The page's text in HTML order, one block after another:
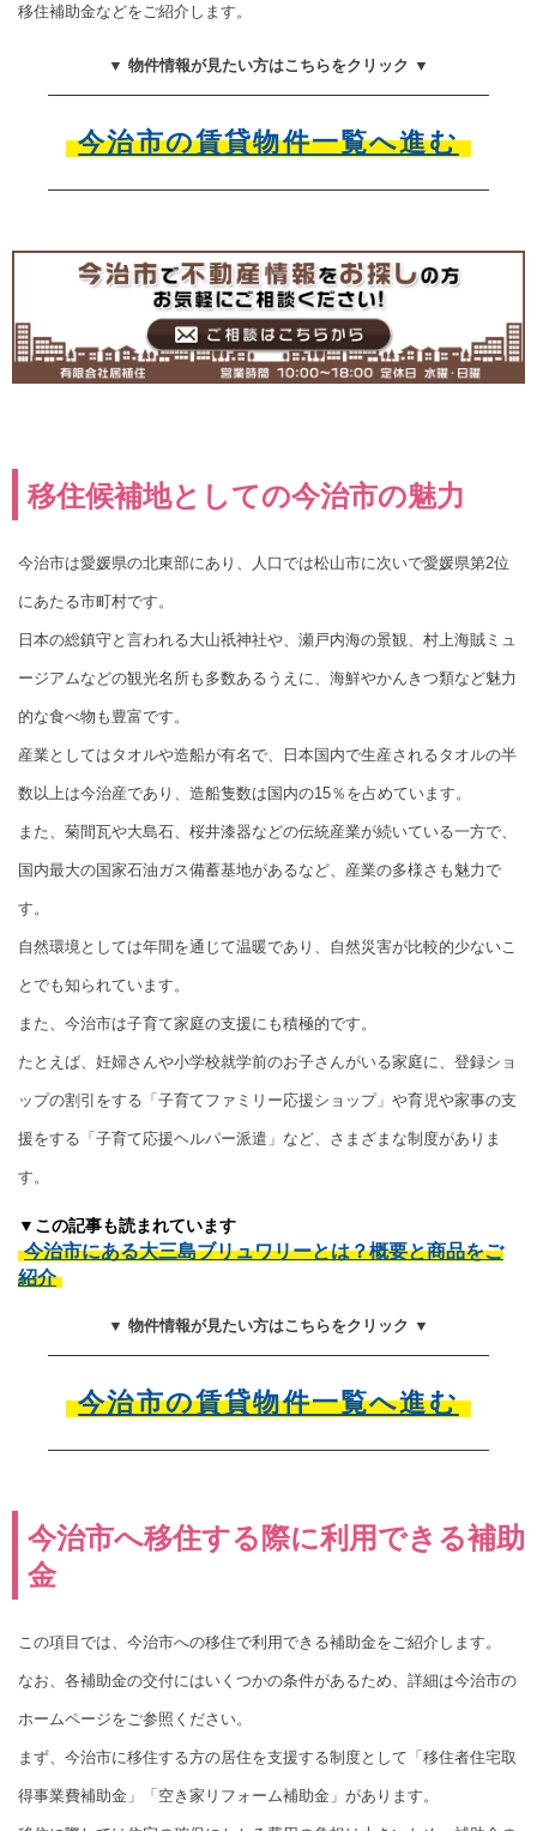
移住補助金などをご紹介します。
▼ 物件情報が見たい方はこちらをクリック ▼
今治市の賃貸物件一覧へ進む
移住候補地としての今治市の魅力
今治市は愛媛県の北東部にあり、人口では松山市に次いで愛媛県第2位
にあたる市町村です。
日本の総鎮守と言われる大山祇神社や、瀬戸内海の景観、村上海賊ミュ
ージアムなどの観光名所も多数あるうえに、海鮮やかんきつ類など魅力
的な食べ物も豊富です。
産業としてはタオルや造船が有名で、日本国内で生産されるタオルの半
数以上は今治産であり、造船隻数は国内の15％を占めています。
また、菊間瓦や大島石、桜井漆器などの伝統産業が続いている一方で、
国内最大の国家石油ガス備蓄基地があるなど、産業の多様さも魅力で
す。
自然環境としては年間を通じて温暖であり、自然災害が比較的少ないこ
とでも知られています。
また、今治市は子育て家庭の支援にも積極的です。
たとえば、妊婦さんや小学校就学前のお子さんがいる家庭に、登録ショ
ップの割引をする「子育てファミリー応援ショップ」や育児や家事の支
援をする「子育て応援ヘルパー派遣」など、さまざまな制度がありま
す。
▼この記事も読まれています
今治市にある大三島ブリュワリーとは？概要と商品をご
紹介
▼ 物件情報が見たい方はこちらをクリック ▼
今治市の賃貸物件一覧へ進む
今治市へ移住する際に利用できる補助
金
この項目では、今治市への移住で利用できる補助金をご紹介します。
なお、各補助金の交付にはいくつかの条件があるため、詳細は今治市の
ホームページをご参照ください。
まず、今治市に移住する方の居住を支援する制度として「移住者住宅取
得事業費補助金」「空き家リフォーム補助金」があります。